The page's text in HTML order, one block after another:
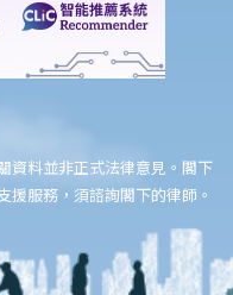
關免稅額是多少？
稅額」，或選擇「合併評
時之免稅額是多少？
我負責。我可否申索“供養
/ 祖父母 / 外祖父母免稅額」
額」？
資料並非正式法律意見。閣下
援服務，須諮詢閣下的律師。